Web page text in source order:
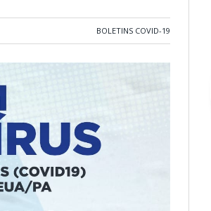
BOLETINS COVID-19